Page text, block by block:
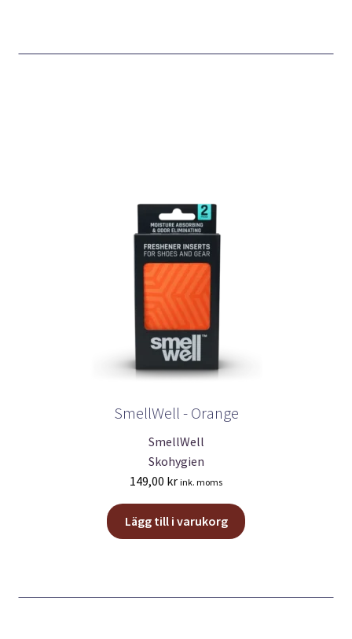
SmellWell - Orange
SmellWell
Skohygien
149,00 kr ink. moms
Lägg till i varukorg